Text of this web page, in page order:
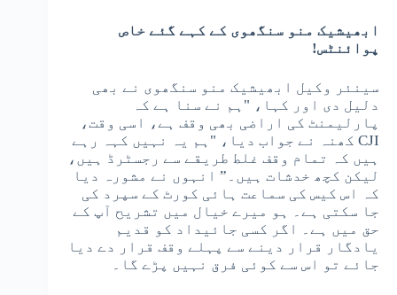
ابھیشیک منو سنگھوی کے کہے گئے خاص
پوائنٹس!
سینئر وکیل ابھیشیک منو سنگھوی نے بھی
دلیل دی اور کہا، "ہم نے سنا ہے کہ
پارلیمنٹ کی اراضی بھی وقف ہے، اسی وقت،
CJI کھنہ نے جواب دیا، "ہم یہ نہیں کہہ رہے
ہیں کہ تمام وقف غلط طریقے سے رجسٹرڈ ہیں،
لیکن کچھ خدشات ہیں۔” انہوں نے مشورہ دیا
کہ اس کیس کی سماعت ہائی کورٹ کے سپرد کی
جا سکتی ہے۔ ہو میرے خیال میں تشریح آپ کے
حق میں ہے۔ اگر کسی جائیداد کو قدیم
یادگار قرار دینے سے پہلے وقف قرار دے دیا
جائے تو اس سے کوئی فرق نہیں پڑے گا۔